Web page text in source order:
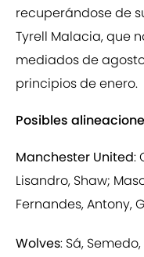
recuperándose de
Tyrell Malacia, que
mediados de
principios de enero.
Posibles
Manchester United:
Lisandro, Shaw;
Fernandes, Antony,
Wolves: Sá,